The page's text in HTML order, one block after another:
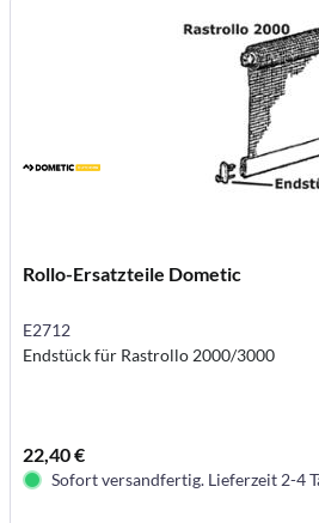
Rollo-Ersatzteile Dometic
E2712
Endstück für Rastrollo 2000/3000
22,40 €
Sofort versandfertig. Lieferzeit 2-4